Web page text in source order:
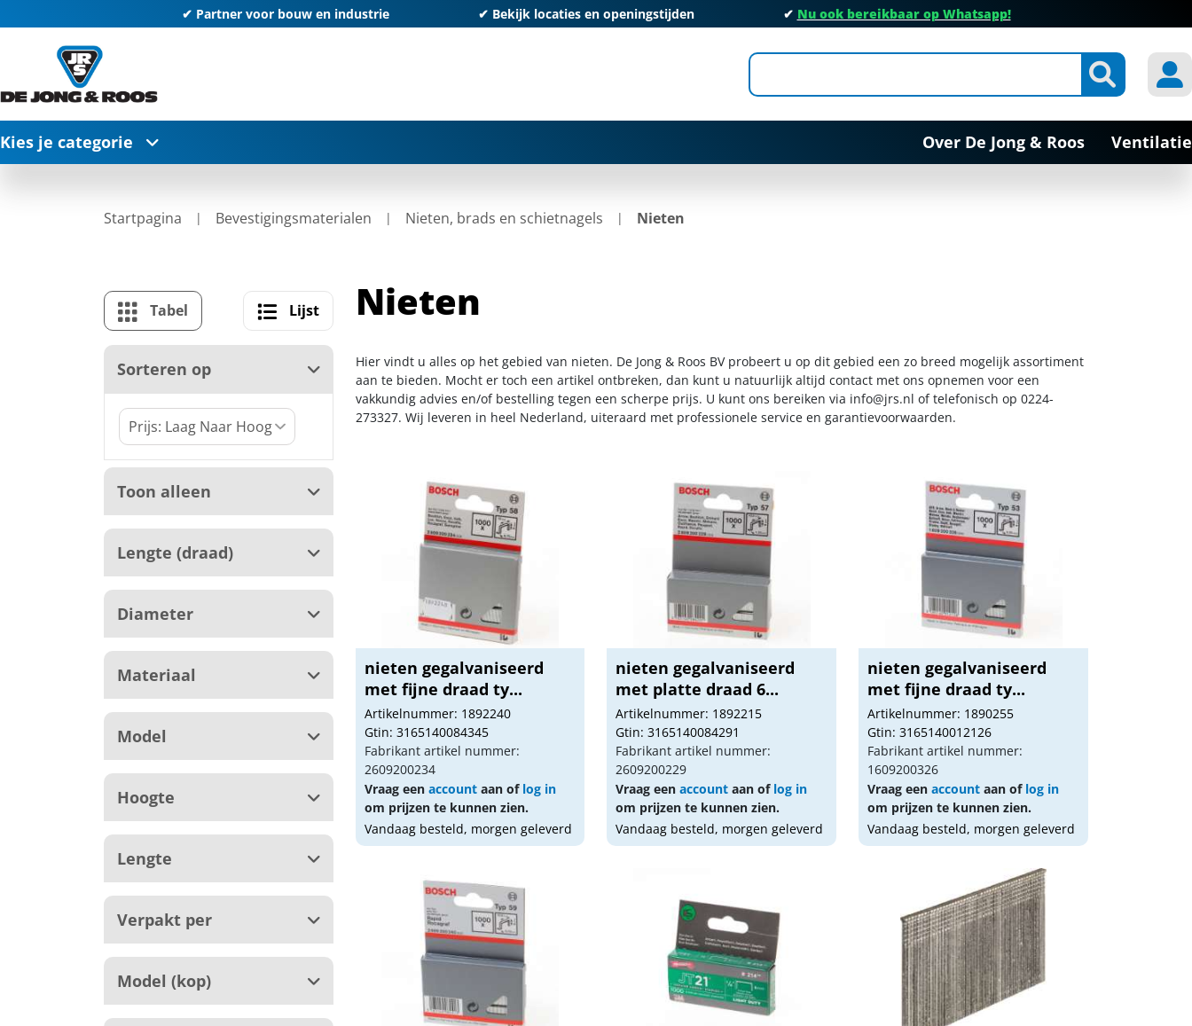
✔ Partner voor bouw en industrie ✔ Bekijk locaties en openingstijden ✔ Nu ook bereikbaar op Whatsapp!
Kies je categorie Over De Jong & Roos Ventilatie
Startpagina Bevestigingsmaterialen Nieten, brads en schietnagels Nieten
Tabel Lijst
Sorteren op
Toon alleen
Lengte (draad)
Diameter
Materiaal
Model
Hoogte
Lengte
Verpakt per
Model (kop)
Nieten
Hier vindt u alles op het gebied van nieten. De Jong & Roos BV probeert u op dit gebied een zo breed mogelijk assortiment
aan te bieden. Mocht er toch een artikel ontbreken, dan kunt u natuurlijk altijd contact met ons opnemen voor een
vakkundig advies en/of bestelling tegen een scherpe prijs. U kunt ons bereiken via info@jrs.nl of telefonisch op 0224-
273327. Wij leveren in heel Nederland, uiteraard met professionele service en garantievoorwaarden.
nieten gegalvaniseerd
met fijne draad ty...
Artikelnummer: 1892240
Gtin: 3165140084345
Fabrikant artikel nummer:
2609200234
Vraag een accountaan of log in
om prijzen te kunnen zien.
Vandaag besteld, morgen geleverd
nieten gegalvaniseerd
met platte draad 6...
Artikelnummer: 1892215
Gtin: 3165140084291
Fabrikant artikel nummer:
2609200229
Vraag eenaccount aan of log in
om prijzen te kunnen zien.
Vandaag besteld, morgen geleverd
nieten gegalvaniseerd
met fijne draad ty...
Artikelnummer: 1890255
Gtin: 3165140012126
Fabrikant artikel nummer:
1609200326
Vraag eenaccount aan of log in
om prijzen te kunnen zien.
Vandaag besteld, morgen geleverd